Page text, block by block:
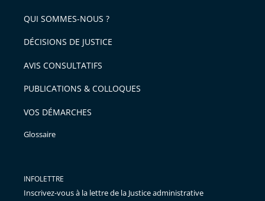
QUI SOMMES-NOUS ?
DÉCISIONS DE JUSTICE
AVIS CONSULTATIFS
PUBLICATIONS & COLLOQUES
VOS DÉMARCHES
Glossaire
INFOLETTRE
Inscrivez-vous à la lettre de la Justice administrative